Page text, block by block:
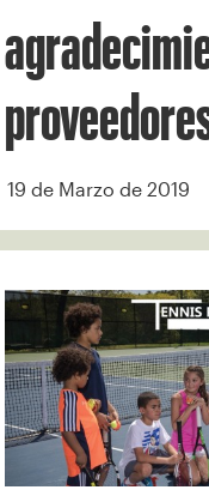
19 de Marzo de 2019